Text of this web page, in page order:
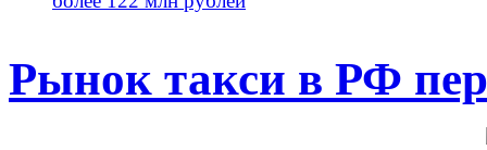
Рынок такси в РФ